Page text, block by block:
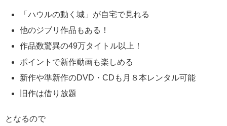
「ハウルの動く城」が自宅で見れる
他のジブリ作品もある！
作品数驚異の49万タイトル以上！
ポイントで新作動画も楽しめる
新作や準新作のDVD・CDも月８本レンタル可能
旧作は借り放題
となるので